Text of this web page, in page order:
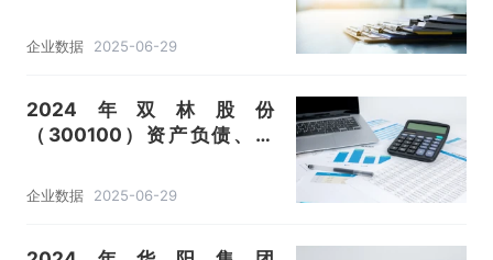
统燃油压铸件、新能源压铸
件）数据统计
企业数据 2025-06-29
2024年双林股份
（300100）资产负债、营
外饰件及机电部件、轮毂轴
承、新能源电驱）数据统计
企业数据 2025-06-29